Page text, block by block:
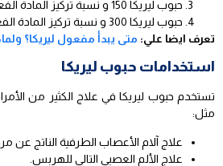
حبوب ليريكا 150 و نسبة تركيز المادة الفعالة 150 مللي جرام.
حبوب ليريكا 300 و نسبة تركيز المادة الفعالة 300 مللي جرام.
تعرف ايضا علي: متى يبدأ مفعول ليريكا؟
استخدامات حبوب ليريكا
تستخدم حبوب ليريكا في علاج الكثير من
مثل:
علاج آلام الأعصاب الطرفية الناتج
علاج الألم العصبي التالي للهربس.